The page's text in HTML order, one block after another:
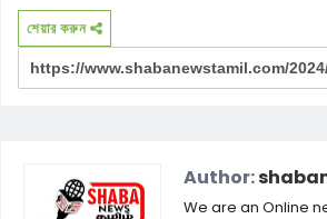
শেয়ার করুন
Author:
We are an Online